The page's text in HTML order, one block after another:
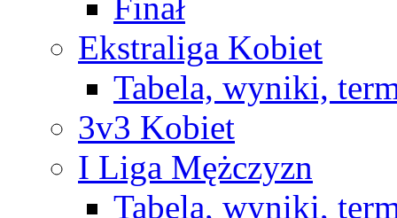
Ekstraliga Kobiet
Tabela, wyniki,
3v3 Kobiet
I Liga Mężczyzn
Tabela, wyniki,